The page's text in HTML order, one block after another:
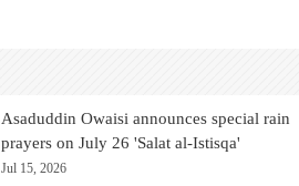
Asaduddin Owaisi announces special rain
prayers on July 26 'Salat al-Istisqa'
Jul 15, 2026